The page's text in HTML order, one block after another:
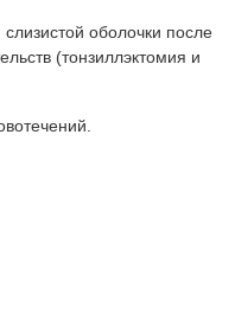
оболочки после
(тонзиллэктомия и